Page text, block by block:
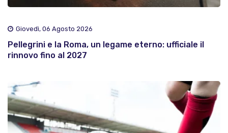
Giovedì, 06 Agosto 2026
Pellegrini e la Roma, un legame eterno: ufficiale il
rinnovo fino al 2027